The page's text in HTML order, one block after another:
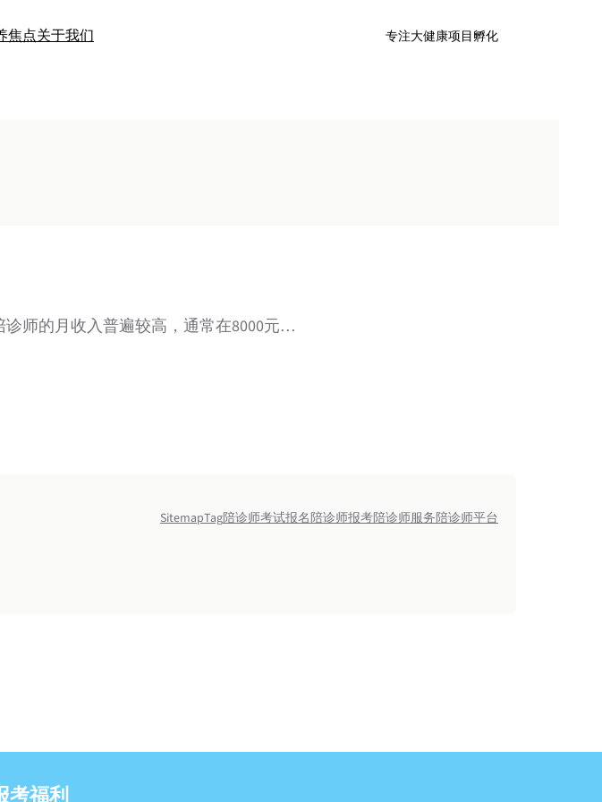
焦点关于我们 专注大健康项目孵化
师的月收入普遍较高，通常在8000元…
SitemapTag陪诊师考试报名陪诊师报考陪诊师服务陪诊师平台
考福利